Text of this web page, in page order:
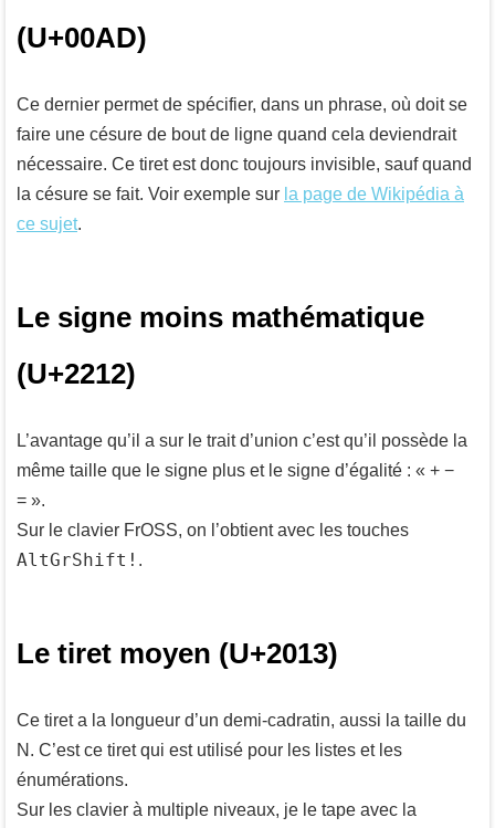
(U+00AD)
Ce dernier permet de spécifier, dans un phrase, où doit se
faire une césure de bout de ligne quand cela deviendrait
nécessaire. Ce tiret est donc toujours invisible, sauf quand
la césure se fait. Voir exemple sur la page de Wikipédia à
ce sujet.
Le signe moins mathématique
(U+2212)
L’avantage qu’il a sur le trait d’union c’est qu’il possède la
même taille que le signe plus et le signe d’égalité : « + −
= ».
Sur le clavier FrOSS, on l’obtient avec les touches
AltGrShift ! .
Le tiret moyen (U+2013)
Ce tiret a la longueur d’un demi-cadratin, aussi la taille du
N. C’est ce tiret qui est utilisé pour les listes et les
énumérations.
Sur les clavier à multiple niveaux, je le tape avec la